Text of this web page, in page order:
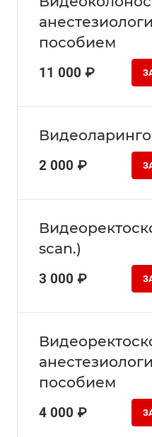
пособием
11 000 ₽
2 000 ₽
scan.)
3 000 ₽
пособием
4 000 ₽